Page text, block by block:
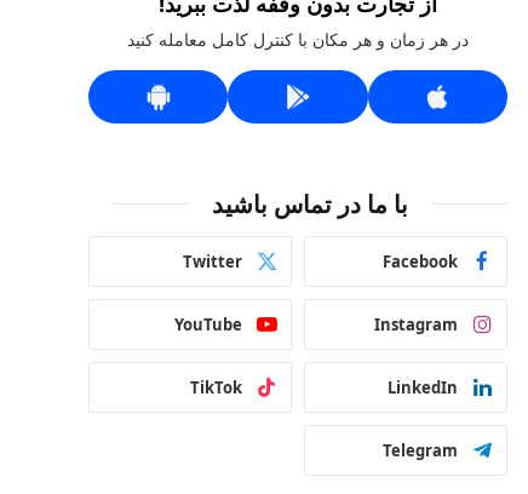
در هر زمان و هر مکان با کنترل کامل معامله کنید
با ما در تماس باشید
Facebook
Twitter
Instagram
YouTube
LinkedIn
TikTok
Telegram